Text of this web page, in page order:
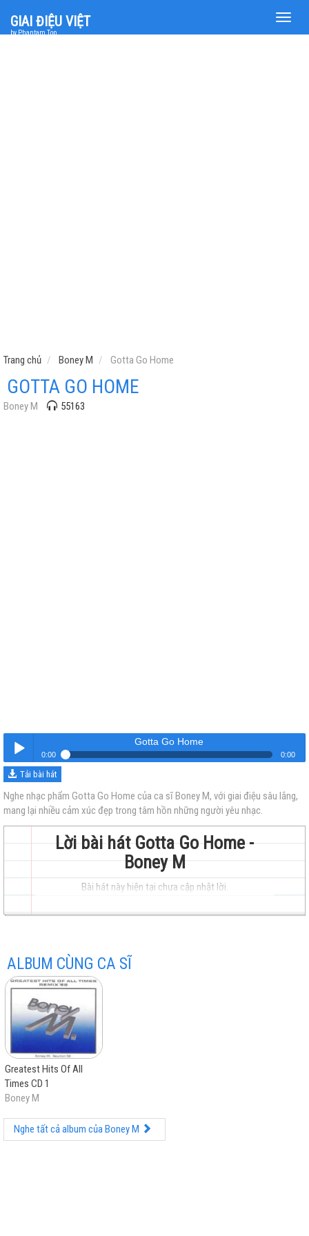
Toggle
GIAI ĐIỆU VIỆT
by Phantam Top
Trang chủ Boney M Gotta Go Home
GOTTA GO HOME
Boney M 55163
Nghe
hay
nhất
Gotta Go Home
0:00 0:00
Gotta Go Home
Tải bài hát
Nghe nhạc phẩm Gotta Go Home của ca sĩ Boney M, với giai điệu sâu lắng,
mang lại nhiều cảm xúc đẹp trong tâm hồn những người yêu nhạc.
Lời bài hát Gotta Go Home -
Boney M
Bài hát này hiện tại chưa cập nhật lời.
ALBUM CÙNG CA SĨ
Greatest Hits Of All
Times CD 1
Boney M
Nghe tất cả album của Boney M